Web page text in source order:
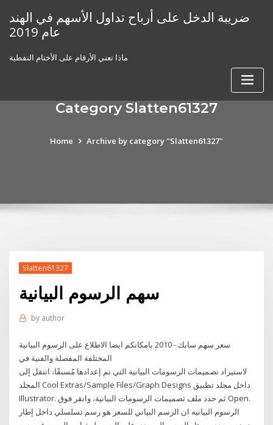
content
ضريبة الدخل على أرباح تداول الأسهم في الهند
عام 2019
ماذا تعني الأرقام على الأختام النفطية
Category Slatten61327
Home Archive by category "Slatten61327"
Slatten61327
سهم الرسوم البيانية
by author
سعر سهم سابك - 2010 بامكانكم ايضا الاطلاع على الرسوم البيانية
المختلفة المفصلة والفنية في
لاستيراد تصميمات الرسومات البيانية التي تم إعدادها مُسبقًا، انتقل إلى
المجلد Cool Extras/Sample Files/Graph Designs داخل مجلد تطبيق
Illustrator. ثم حدد ملف تصميمات الرسومات البيانية، وانقر فوق Open.
الرسوم البيانيه ان الرسم البياني للسعر هو رسم تسلسلي داخل إطار